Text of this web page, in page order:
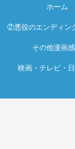
ホーム
②悪役のエンディン
その他漫画
映画・テレビ・